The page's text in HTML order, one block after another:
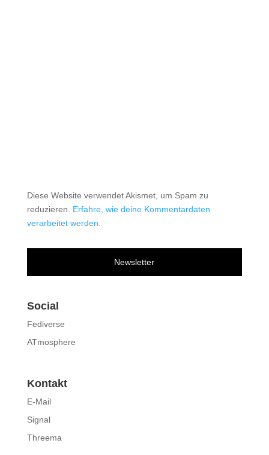
Diese Website verwendet Akismet, um Spam zu
reduzieren. Erfahre, wie deine Kommentardaten
verarbeitet werden.
Newsletter
Social
Fediverse
ATmosphere
Kontakt
E-Mail
Signal
Threema